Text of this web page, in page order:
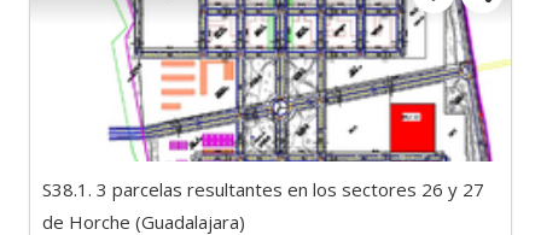
S38.1. 3 parcelas resultantes en los sectores 26 y 27
de Horche (Guadalajara)